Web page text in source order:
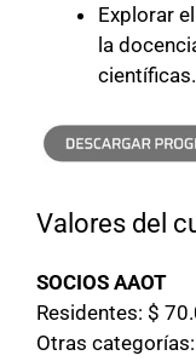
Explorar
la
científicas.
Valores del
SOCIOS AAOT
Residentes: $
Otras